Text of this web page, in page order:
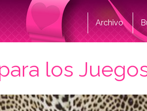
Archivo
los